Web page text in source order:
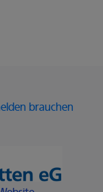
brauchen
der Volksbank
von